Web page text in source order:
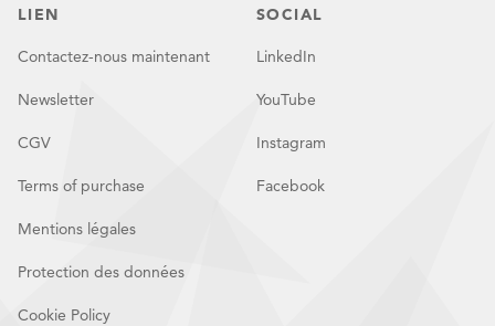
LIEN
Contactez-nous maintenant
Newsletter
CGV
Terms of purchase
Mentions légales
Protection des données
Cookie Policy
SOCIAL
LinkedIn
YouTube
Instagram
Facebook